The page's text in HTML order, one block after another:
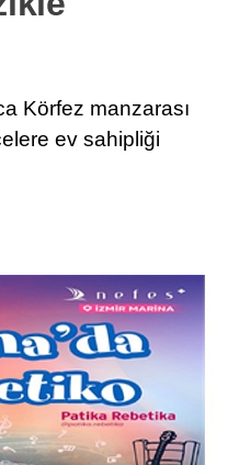
WhatsApp İhbar Hattı
Facebook
Körfez manzarası
ev sahipliği